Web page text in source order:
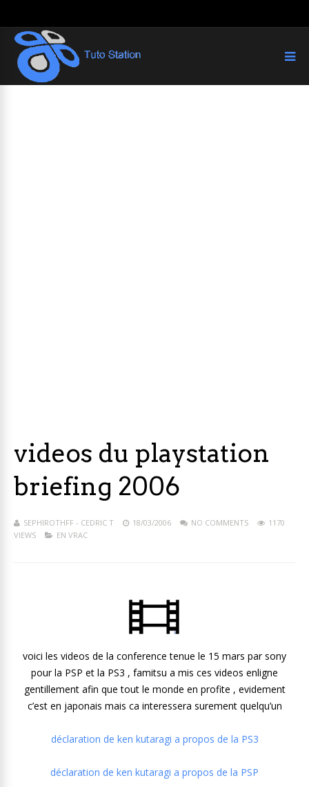
videos du playstation
briefing 2006
SEPHIROTHFF - CEDRIC T 18/03/2006 NO COMMENTS
1170
VIEWS
EN VRAC
voici les videos de la conference tenue le 15 mars par sony
pour la PSP et la PS3 , famitsu a mis ces videos enligne
gentillement afin que tout le monde en profite , evidement
c’est en japonais mais ca interessera surement quelqu’un
déclaration de ken kutaragi a propos de la PS3
déclaration de ken kutaragi a propos de la PSP